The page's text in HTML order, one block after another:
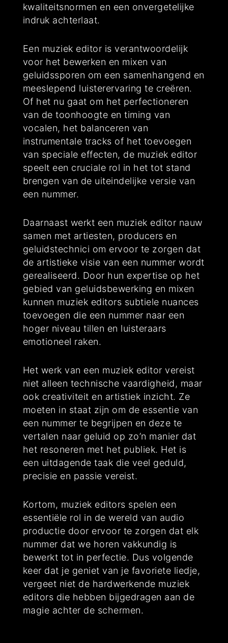
kwaliteitsnormen en een onvergetelijke
indruk achterlaat.
Een muziek editor is verantwoordelijk
voor het bewerken en mixen van
geluidssporen om een samenhangend en
meeslepend luisterervaring te creëren.
Of het nu gaat om het perfectioneren
van de toonhoogte en timing van
vocalen, het balanceren van
instrumentale tracks of het toevoegen
van speciale effecten, de muziek editor
speelt een cruciale rol in het tot stand
brengen van de uiteindelijke versie van
een nummer.
Daarnaast werkt een muziek editor nauw
samen met artiesten, producers en
geluidstechnici om ervoor te zorgen dat
de artistieke visie van een nummer wordt
gerealiseerd. Door hun expertise op het
gebied van geluidsbewerking en mixen
kunnen muziek editors subtiele nuances
toevoegen die een nummer naar een
hoger niveau tillen en luisteraars
emotioneel raken.
Het werk van een muziek editor vereist
niet alleen technische vaardigheid, maar
ook creativiteit en artistiek inzicht. Ze
moeten in staat zijn om de essentie van
een nummer te begrijpen en deze te
vertalen naar geluid op zo’n manier dat
het resoneren met het publiek. Het is
een uitdagende taak die veel geduld,
precisie en passie vereist.
Kortom, muziek editors spelen een
essentiële rol in de wereld van audio
productie door ervoor te zorgen dat elk
nummer dat we horen vakkundig is
bewerkt tot in perfectie. Dus volgende
keer dat je geniet van je favoriete liedje,
vergeet niet de hardwerkende muziek
editors die hebben bijgedragen aan de
magie achter de schermen.